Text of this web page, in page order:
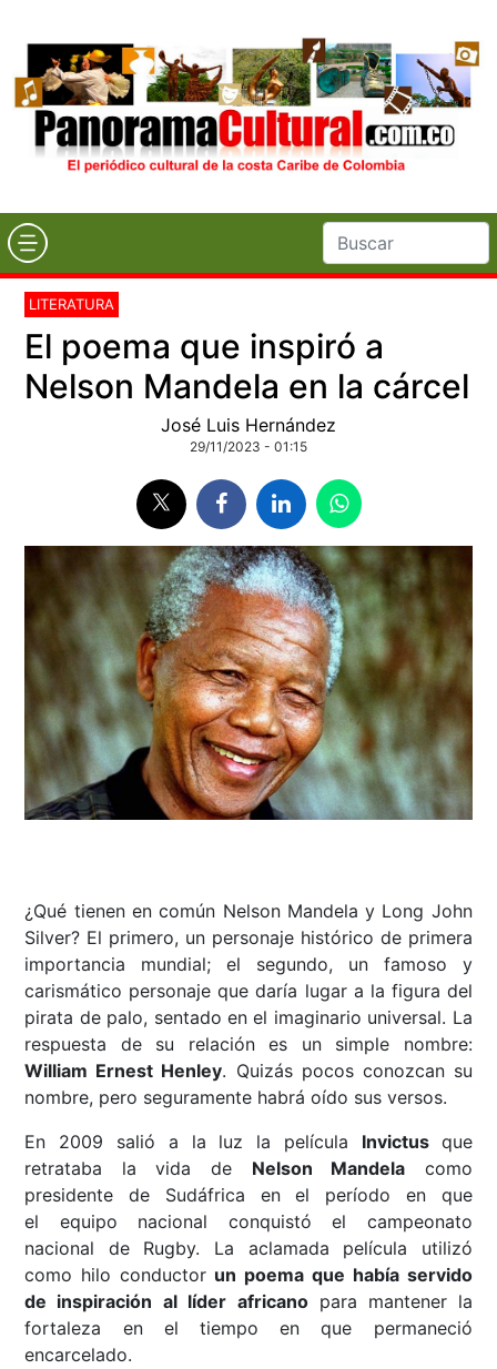
LITERATURA
El poema que inspiró a
Nelson Mandela en la cárcel
José Luis Hernández
29/11/2023 - 01:15
¿Qué tienen en común Nelson Mandela y Long John
Silver? El primero, un personaje histórico de primera
importancia mundial; el segundo, un famoso y
carismático personaje que daría lugar a la figura del
pirata de palo, sentado en el imaginario universal. La
respuesta de su relación es un simple nombre:
William Ernest Henley. Quizás pocos conozcan su
nombre, pero seguramente habrá oído sus versos.
En 2009 salió a la luz la película Invictus que
retrataba la vida de Nelson Mandela como
presidente de Sudáfrica en el período en que
el equipo nacional conquistó el campeonato
nacional de Rugby. La aclamada película utilizó
como hilo conductor un poema que había servido
de inspiración al líder africanopara mantener la
fortaleza en el tiempo en que permaneció
encarcelado.